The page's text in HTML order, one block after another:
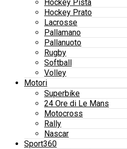
Hockey Pista
Hockey Prato
Lacrosse
Pallamano
Pallanuoto
Rugby
Softball
Volley
Motori
Superbike
24 Ore di Le Mans
Motocross
Rally
Nascar
Sport360